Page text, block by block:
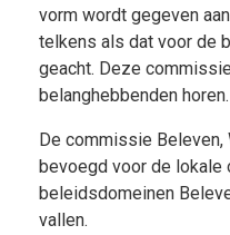
vorm wordt gegeven
telkens als dat voor de
geacht. Deze
belanghebbenden horen.
De commissie Beleven,
bevoegd voor de lokale
beleidsdomeinen
vallen.